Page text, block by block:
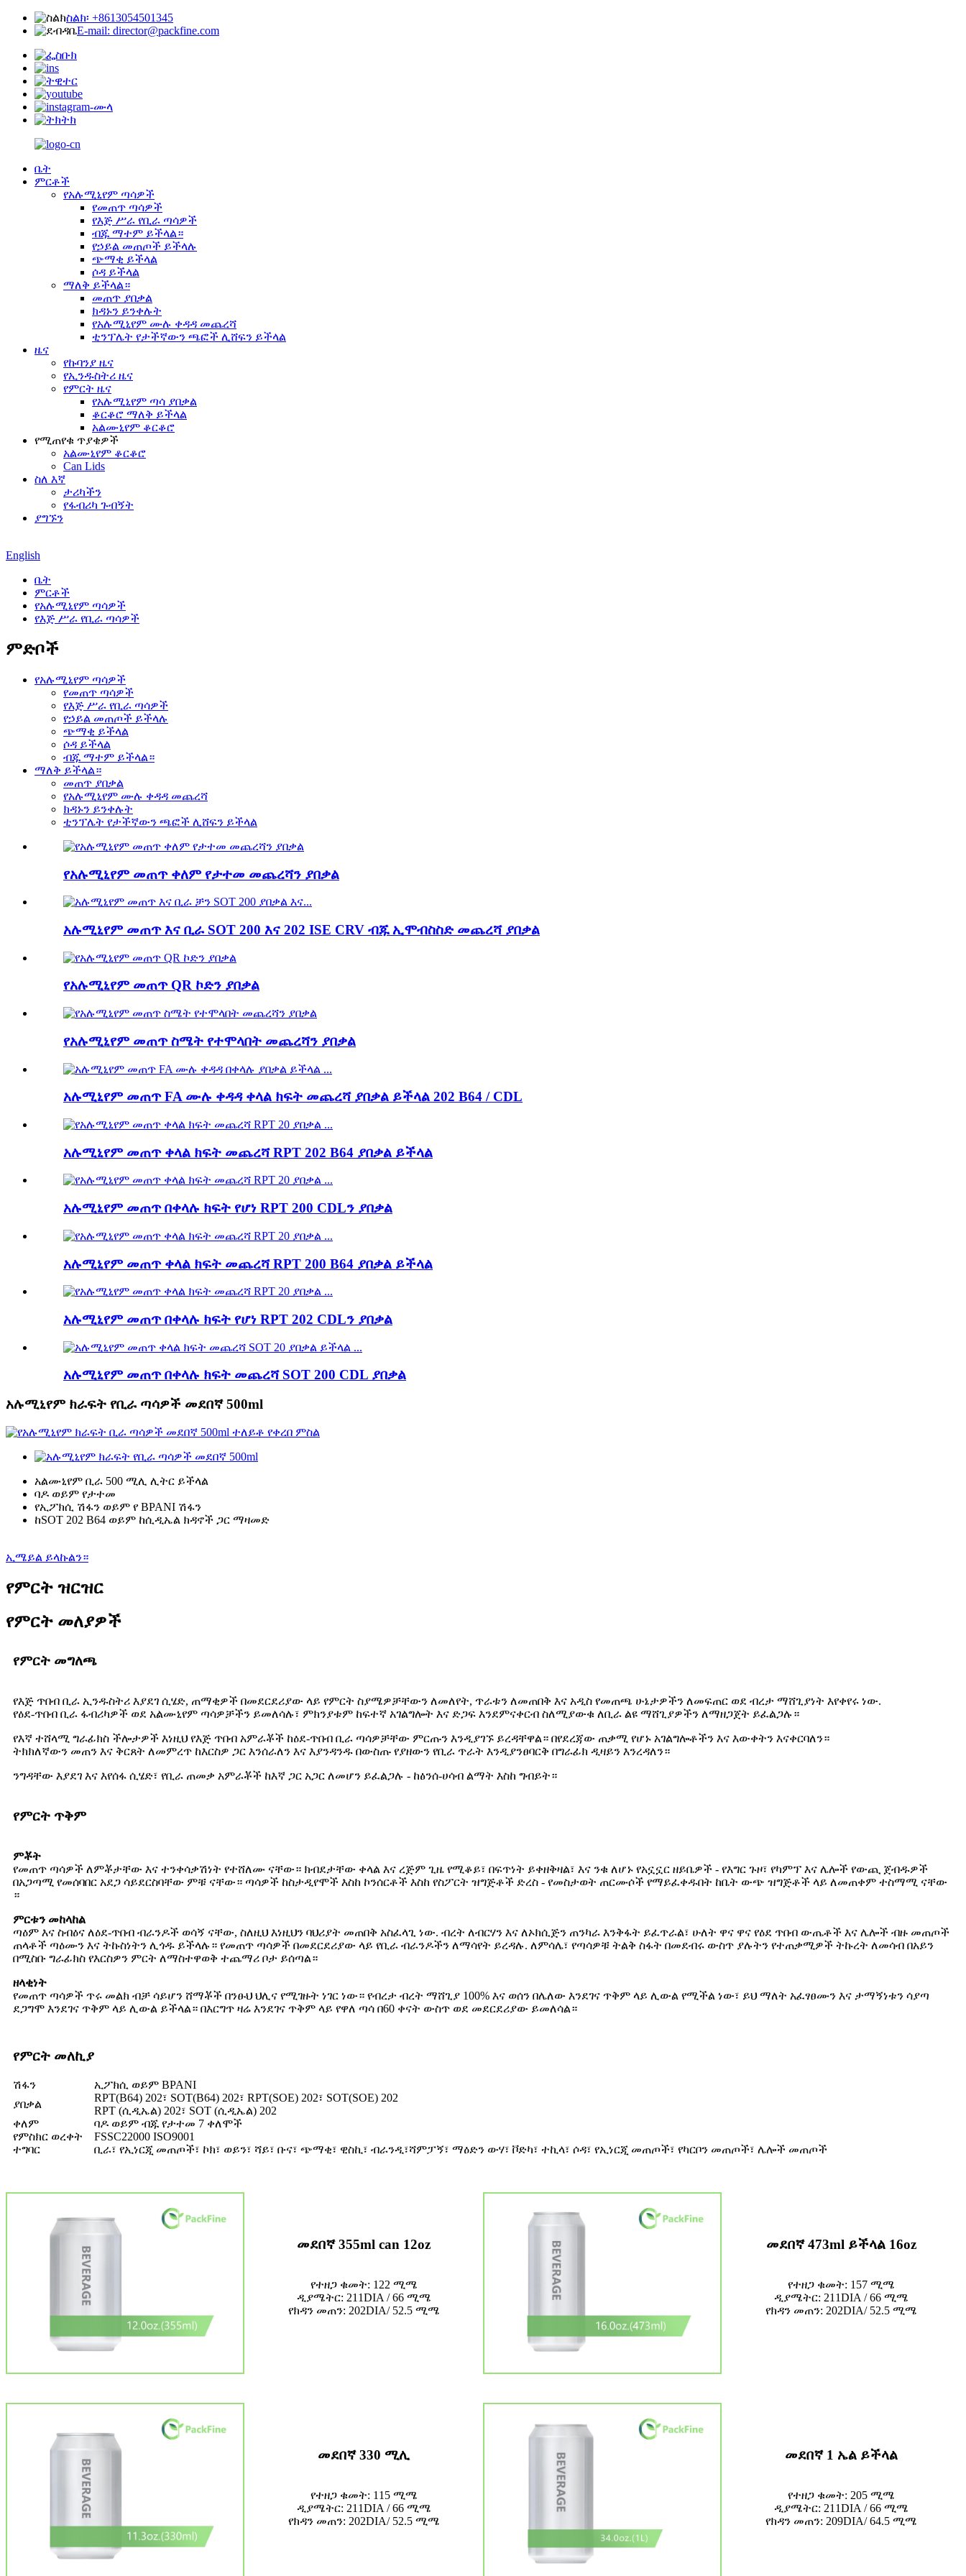
ስልክ፡ +8613054501345
E-mail: director@packfine.com
ቤት
ምርቶች
የአሉሚኒየም ጣሳዎች
የመጠጥ ጣሳዎች
የእጅ ሥራ የቢራ ጣሳዎች
ብጁ ማተም ይችላል።
የኃይል መጠጦች ይችላሉ
ጭማቂ ይችላል
ሶዳ ይችላል
ማለቅ ይችላል።
መጠጥ ያበቃል
ክዳኑን ይንቀሉት
የአሉሚኒየም ሙሉ ቀዳዳ መጨረሻ
ቲንፕሌት የታችኛውን ጫፎች ሊሸፍን ይችላል
ዜና
የኩባንያ ዜና
የኢንዱስትሪ ዜና
የምርት ዜና
የአሉሚኒየም ጣሳ ያበቃል
ቆርቆሮ ማለቅ ይችላል
አልሙኒየም ቆርቆሮ
የሚጠየቁ ጥያቄዎች
አልሙኒየም ቆርቆሮ
Can Lids
ስለ እኛ
ታሪካችን
የፋብሪካ ጉብኝት
ያግኙን
English
ቤት
ምርቶች
የአሉሚኒየም ጣሳዎች
የእጅ ሥራ የቢራ ጣሳዎች
ምድቦች
የአሉሚኒየም ጣሳዎች
የመጠጥ ጣሳዎች
የእጅ ሥራ የቢራ ጣሳዎች
የኃይል መጠጦች ይችላሉ
ጭማቂ ይችላል
ሶዳ ይችላል
ብጁ ማተም ይችላል።
ማለቅ ይችላል።
መጠጥ ያበቃል
የአሉሚኒየም ሙሉ ቀዳዳ መጨረሻ
ክዳኑን ይንቀሉት
ቲንፕሌት የታችኛውን ጫፎች ሊሸፍን ይችላል
የአሉሚኒየም መጠጥ ቀለም የታተመ መጨረሻን ያበቃል
አሉሚኒየም መጠጥ እና ቢራ SOT 200 እና 202 ISE CRV ብጁ ኢሞብስስድ መጨረሻ ያበቃል
የአሉሚኒየም መጠጥ QR ኮድን ያበቃል
የአሉሚኒየም መጠጥ ስሜት የተሞላበት መጨረሻን ያበቃል
አሉሚኒየም መጠጥ FA ሙሉ ቀዳዳ ቀላል ክፍት መጨረሻ ያበቃል ይችላል 202 B64 / CDL
አሉሚኒየም መጠጥ ቀላል ክፍት መጨረሻ RPT 202 B64 ያበቃል ይችላል
አሉሚኒየም መጠጥ በቀላሉ ክፍት የሆነ RPT 200 CDLን ያበቃል
አሉሚኒየም መጠጥ ቀላል ክፍት መጨረሻ RPT 200 B64 ያበቃል ይችላል
አሉሚኒየም መጠጥ በቀላሉ ክፍት የሆነ RPT 202 CDLን ያበቃል
አሉሚኒየም መጠጥ በቀላሉ ክፍት መጨረሻ SOT 200 CDL ያበቃል
አሉሚኒየም ክራፍት የቢራ ጣሳዎች መደበኛ 500ml
አልሙኒየም ቢራ 500 ሚሊ ሊትር ይችላል
ባዶ ወይም የታተመ
የኢፖክሲ ሽፋን ወይም የ BPANI ሽፋን
ከSOT 202 B64 ወይም ከሲዲኤል ክዳኖች ጋር ማዛመድ
ኢሜይል ይላኩልን።
የምርት ዝርዝር
የምርት መለያዎች
የምርት መግለጫ
የእጅ ጥበብ ቢራ ኢንዱስትሪ እያደገ ሲሄድ, ጠማቂዎች በመደርደሪያው ላይ የምርት ስያሜዎቻቸውን ለመለየት, ጥራቱን ለመጠበቅ እና አዲስ የመጠጫ ሁኔታዎችን ለመፍጠር ወደ ብረታ ማሸጊያነት እየቀየሩ ነው.
የዕደ-ጥበብ ቢራ ፋብሪካዎች ወደ አልሙኒየም ጣሳዎቻችን ይመለሳሉ፣ ምክንያቱም ከፍተኛ አገልግሎት እና ድጋፍ እንደምናቀርብ ስለሚያውቁ ለቢራ ልዩ ማሸጊያዎችን ለማዘጋጀት ይፈልጋሉ።
የእኛ ተሸላሚ ግራፊክስ ችሎታዎች እነዚህ የእጅ ጥበብ አምራቾች ከዕደ-ጥበብ ቢራ ጣሳዎቻቸው ምርጡን እንዲያገኙ ይረዳቸዋል። በየደረጃው ጠቃሚ የሆኑ አገልግሎቶችን እና እውቀትን እናቀርባለን።
ትክክለኛውን መጠን እና ቅርጸት ለመምረጥ ከእርስዎ ጋር እንሰራለን እና እያንዳንዱ በውስጡ የያዘውን የቢራ ጥራት እንዲያንፀባርቅ በግራፊክ ዲዛይን እንረዳለን።
ንግዳቸው እያደገ እና እየሰፋ ሲሄድ፣ የቢራ ጠመቃ አምራቾች ከእኛ ጋር አጋር ለመሆን ይፈልጋሉ - ከፅንሰ-ሀሳብ ልማት እስከ ግብይት።
የምርት ጥቅም
ምቾት
የመጠጥ ጣሳዎች ለምቾታቸው እና ተንቀሳቃሽነት የተሸለሙ ናቸው። ክብደታቸው ቀላል እና ረጅም ጊዜ የሚቆይ፣ በፍጥነት ይቀዘቅዛል፣ እና ንቁ ለሆኑ የአኗኗር ዘይቤዎች - የእግር ጉዞ፣ የካምፕ እና ሌሎች የውጪ ጀብዱዎች
በአጋጣሚ የመሰባበር አደጋ ሳይደርስባቸው ምቹ ናቸው። ጣሳዎች ከስታዲየሞች እስከ ኮንሰርቶች እስከ የስፖርት ዝግጅቶች ድረስ - የመስታወት ጠርሙሶች የማይፈቀዱበት ከቤት ውጭ ዝግጅቶች ላይ ለመጠቀም ተስማሚ ናቸው
።
ምርቱን መከላከል
ጣዕም እና ስብዕና ለዕደ-ጥበብ ብራንዶች ወሳኝ ናቸው, ስለዚህ እነዚህን ባህሪያት መጠበቅ አስፈላጊ ነው. ብረት ለብርሃን እና ለኦክሲጅን ጠንካራ እንቅፋት ይፈጥራል፣ ሁለት ዋና ዋና የዕደ ጥበብ ውጤቶች እና ሌሎች ብዙ መጠጦች
ጠላቶች ጣዕሙን እና ትኩስነትን ሊጎዱ ይችላሉ። የመጠጥ ጣሳዎች በመደርደሪያው ላይ የቢራ ብራንዶችን ለማሳየት ይረዳሉ. ለምሳሌ፣ የጣሳዎቹ ትልቅ ስፋት በመደብሩ ውስጥ ያሉትን የተጠቃሚዎች ትኩረት ለመሳብ በአይን
በሚስቡ ግራፊክስ የእርስዎን ምርት ለማስተዋወቅ ተጨማሪ ቦታ ይሰጣል።
ዘላቂነት
የመጠጥ ጣሳዎች ጥሩ መልክ ብቻ ሳይሆን ሸማቾች በንፁህ ህሊና የሚገዙት ነገር ነው። የብረታ ብረት ማሸጊያ 100% እና ወሰን በሌለው እንደገና ጥቅም ላይ ሊውል የሚችል ነው፣ ይህ ማለት አፈፃፀሙን እና ታማኝነቱን ሳያጣ
ደጋግሞ እንደገና ጥቅም ላይ ሊውል ይችላል። በእርግጥ ዛሬ እንደገና ጥቅም ላይ የዋለ ጣሳ በ60 ቀናት ውስጥ ወደ መደርደሪያው ይመለሳል።
የምርት መለኪያ
ሽፋን
ኢፖክሲ ወይም BPANI
ያበቃል
RPT(B64) 202፣ SOT(B64) 202፣ RPT(SOE) 202፣ SOT(SOE) 202
RPT (ሲዲኤል) 202፣ SOT (ሲዲኤል) 202
ቀለም
ባዶ ወይም ብጁ የታተመ 7 ቀለሞች
የምስክር ወረቀት
FSSC22000 ISO9001
ተግባር
ቢራ፣ የኢነርጂ መጠጦች፣ ኮክ፣ ወይን፣ ሻይ፣ ቡና፣ ጭማቂ፣ ዊስኪ፣ ብራንዲ፣ሻምፓኝ፣ ማዕድን ውሃ፣ ቮድካ፣ ተኪላ፣ ሶዳ፣ የኢነርጂ መጠጦች፣ የካርቦን መጠጦች፣ ሌሎች መጠጦች
መደበኛ 355ml can 12oz
የተዘጋ ቁመት: 122 ሚሜ
ዲያሜትር: 211DIA / 66 ሚሜ
የክዳን መጠን: 202DIA/ 52.5 ሚሜ
መደበኛ 473ml ይችላል 16oz
የተዘጋ ቁመት: 157 ሚሜ
ዲያሜትር: 211DIA / 66 ሚሜ
የክዳን መጠን: 202DIA/ 52.5 ሚሜ
መደበኛ 330 ሚሊ
የተዘጋ ቁመት: 115 ሚሜ
ዲያሜትር: 211DIA / 66 ሚሜ
የክዳን መጠን: 202DIA/ 52.5 ሚሜ
መደበኛ 1 ኤል ይችላል
የተዘጋ ቁመት: 205 ሚሜ
ዲያሜትር: 211DIA / 66 ሚሜ
የክዳን መጠን: 209DIA/ 64.5 ሚሜ